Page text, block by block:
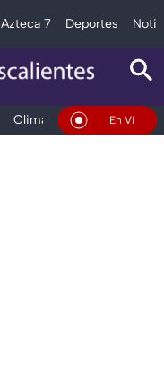
Azteca 7 Deportes
Clima DeportesEn Vivo